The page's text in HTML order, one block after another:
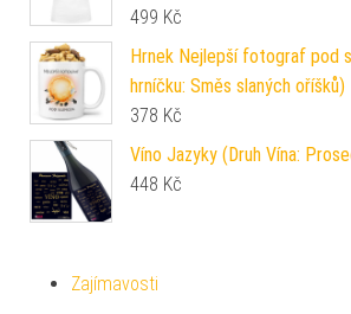
499 Kč
Hrnek Nejlepší fotograf pod
hrníčku: Směs slaných oříšků)
378 Kč
Víno Jazyky (Druh Vína:
448 Kč
Zajímavosti